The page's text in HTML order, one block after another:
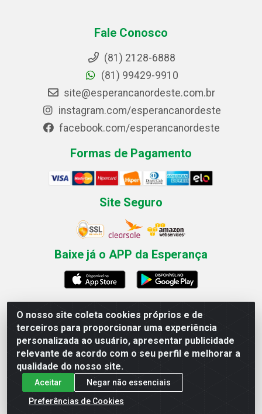
O nosso site coleta cookies próprios e de
terceiros para proporcionar uma experiência
personalizada ao usuário, apresentar publicidade
relevante de acordo com o seu perfil e melhorar a
qualidade do nosso site.
Aceitar
Negar não essenciais
Preferências de Cookies
Fale Conosco
(81) 2128-6888
(81) 99429-9910
site@esperancanordeste.com.br
instagram.com/esperancanordeste
facebook.com/esperancanordeste
Formas de Pagamento
Site Seguro
Baixe já o APP da Esperança
Esperança Nordeste - Rua Professor Caldas Filho, 291 -
Estância - Recife / PE CEP: 50771-335 - CNPJ
03.666.136/0001-23